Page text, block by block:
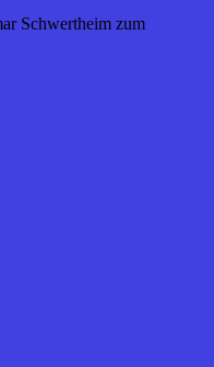
Schwertheim zum